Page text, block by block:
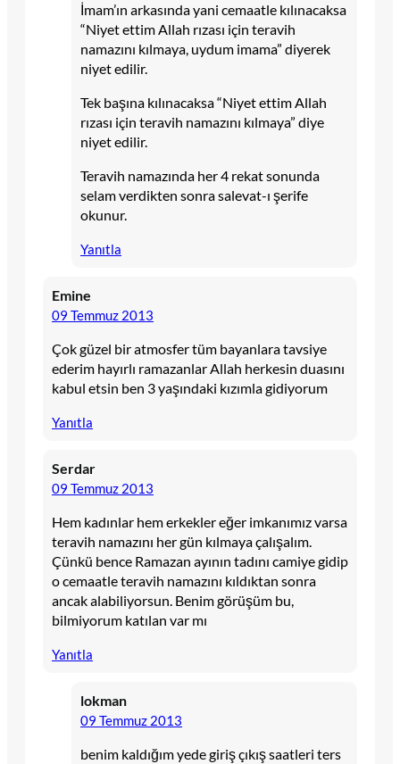
İmam’ın arkasında yani cemaatle kılınacaksa
“Niyet ettim Allah rızası için teravih
namazını kılmaya, uydum imama” diyerek
niyet edilir.
Tek başına kılınacaksa “Niyet ettim Allah
rızası için teravih namazını kılmaya” diye
niyet edilir.
Teravih namazında her 4 rekat sonunda
selam verdikten sonra salevat-ı şerife
okunur.
Yanıtla
Emine
09 Temmuz 2013
Çok güzel bir atmosfer tüm bayanlara tavsiye
ederim hayırlı ramazanlar Allah herkesin duasını
kabul etsin ben 3 yaşındaki kızımla gidiyorum
Yanıtla
Serdar
09 Temmuz 2013
Hem kadınlar hem erkekler eğer imkanımız varsa
teravih namazını her gün kılmaya çalışalım.
Çünkü bence Ramazan ayının tadını camiye gidip
o cemaatle teravih namazını kıldıktan sonra
ancak alabiliyorsun. Benim görüşüm bu,
bilmiyorum katılan var mı
Yanıtla
lokman
09 Temmuz 2013
benim kaldığım yede giriş çıkış saatleri ters